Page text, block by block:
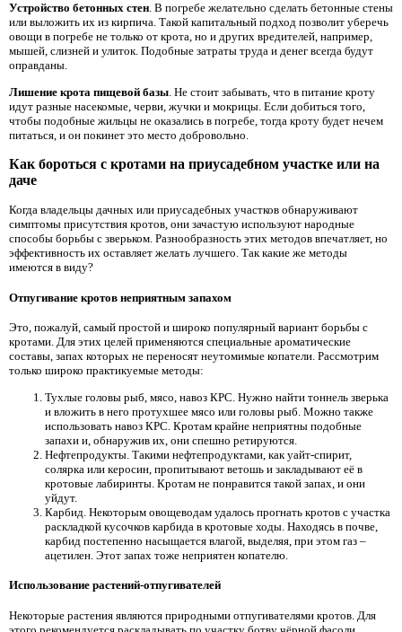
Устройство бетонных стен. В погребе желательно сделать бетонные стены
или выложить их из кирпича. Такой капитальный подход позволит уберечь
овощи в погребе не только от крота, но и других вредителей, например,
мышей, слизней и улиток. Подобные затраты труда и денег всегда будут
оправданы.
Лишение крота пищевой базы . Не стоит забывать, что в питание кроту
идут разные насекомые, черви, жучки и мокрицы. Если добиться того,
чтобы подобные жильцы не оказались в погребе, тогда кроту будет нечем
питаться, и он покинет это место добровольно.
Как бороться с кротами на приусадебном участке или на
даче
Когда владельцы дачных или приусадебных участков обнаруживают
симптомы присутствия кротов, они зачастую используют народные
способы борьбы с зверьком. Разнообразность этих методов впечатляет, но
эффективность их оставляет желать лучшего. Так какие же методы
имеются в виду?
Отпугивание кротов неприятным запахом
Это, пожалуй, самый простой и широко популярный вариант борьбы с
кротами. Для этих целей применяются специальные ароматические
составы, запах которых не переносят неутомимые копатели. Рассмотрим
только широко практикуемые методы:
Тухлые головы рыб, мясо, навоз КРС. Нужно найти тоннель зверька
и вложить в него протухшее мясо или головы рыб. Можно также
использовать навоз КРС. Кротам крайне неприятны подобные
запахи и, обнаружив их, они спешно ретируются.
Нефтепродукты. Такими нефтепродуктами, как уайт-спирит,
солярка или керосин, пропитывают ветошь и закладывают её в
кротовые лабиринты. Кротам не понравится такой запах, и они
уйдут.
Карбид. Некоторым овощеводам удалось прогнать кротов с участка
раскладкой кусочков карбида в кротовые ходы. Находясь в почве,
карбид постепенно насыщается влагой, выделяя, при этом газ –
ацетилен. Этот запах тоже неприятен копателю.
Использование растений-отпугивателей
Некоторые растения являются природными отпугивателями кротов. Для